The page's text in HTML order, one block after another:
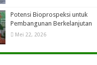
Potensi Bioprospeksi untuk
Pembangunan Berkelanjutan
Mei 22, 2026